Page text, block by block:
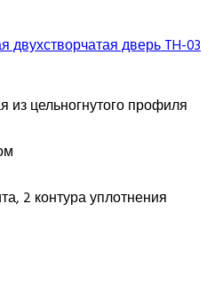
двухстворчатая дверь TH-03
из цельногнутого профиля
2 контура уплотнения